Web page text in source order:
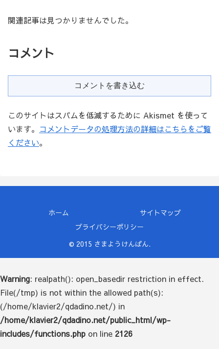
関連記事は見つかりませんでした。
コメント
コメントを書き込む
このサイトはスパムを低減するために Akismet を使って
います。 コメントデータの処理方法の詳細はこちらをご覧
ください。
ホーム
サイトマップ
プライバシーポリシー
© 2015 さまようけんばん.
Warning: realpath(): open_basedir restriction in effect.
File(/tmp) is not within the allowed path(s):
(/home/klavier2/qdadino.net/) in
/home/klavier2/qdadino.net/public_html/wp-
includes/functions.php on line 2126